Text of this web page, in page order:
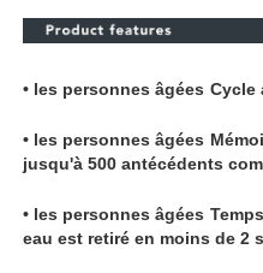
Armatures de transition
Machines de soudage
• les personnes âgées
jusqu'à 500 antécédents
• les personnes âgées
• les personnes âgées
• les personnes âgées